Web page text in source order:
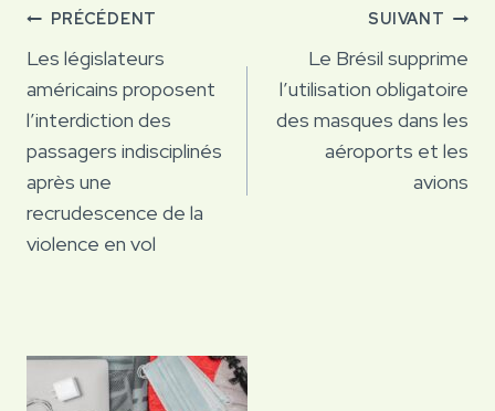
Navigation
de
l’article
PRÉCÉDENT
Les législateurs
américains proposent
l’interdiction des
passagers indisciplinés
après une
recrudescence de la
violence en vol
SUIVANT
Le Brésil supprime
l’utilisation obligatoire
des masques dans les
aéroports et les
avions